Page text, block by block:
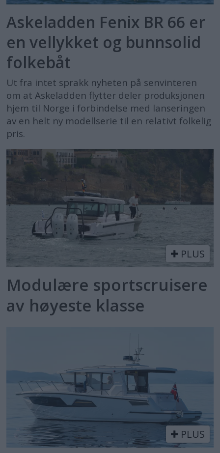
Askeladden Fenix BR 66 er
en vellykket og bunnsolid
folkebåt
Ut fra intet sprakk nyheten på senvinteren
om at Askeladden flytter deler produksjonen
hjem til Norge i forbindelse med lanseringen
av en helt ny modellserie til en relativt folkelig
pris.
PLUS
Modulære sportscruisere
av høyeste klasse
PLUS